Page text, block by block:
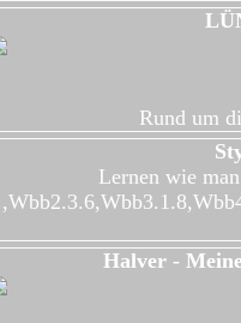
Rund um
Lernen wie
Halver -